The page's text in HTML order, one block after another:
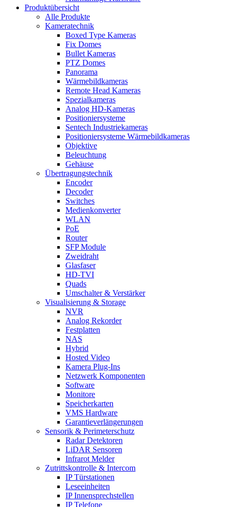
Produktübersicht
Alle Produkte
Kameratechnik
Boxed Type Kameras
Fix Domes
Bullet Kameras
PTZ Domes
Panorama
Wärmebildkameras
Remote Head Kameras
Spezialkameras
Analog HD-Kameras
Positioniersysteme
Sentech Industriekameras
Positioniersysteme Wärmebildkameras
Objektive
Beleuchtung
Gehäuse
Übertragungstechnik
Encoder
Decoder
Switches
Medienkonverter
WLAN
PoE
Router
SFP Module
Zweidraht
Glasfaser
HD-TVI
Quads
Umschalter & Verstärker
Visualisierung & Storage
NVR
Analog Rekorder
Festplatten
NAS
Hybrid
Hosted Video
Kamera Plug-Ins
Netzwerk Komponenten
Software
Monitore
Speicherkarten
VMS Hardware
Garantieverlängerungen
Sensorik & Perimeterschutz
Radar Detektoren
LiDAR Sensoren
Infrarot Melder
Zutrittskontrolle & Intercom
IP Türstationen
Leseeinheiten
IP Innensprechstellen
IP Telefone